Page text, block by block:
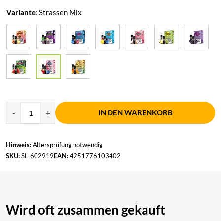
Variante: Strassen Mix
IN DEN WARENKORB
Hinweis:Altersprüfung notwendig
SKU:SL-602919EAN:4251776103402
Wird oft zusammen gekauft